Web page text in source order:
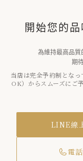
開始您的
為維持最高品質
期
当店は完全予約制とな
OK）からスムーズにご
LINE線
電